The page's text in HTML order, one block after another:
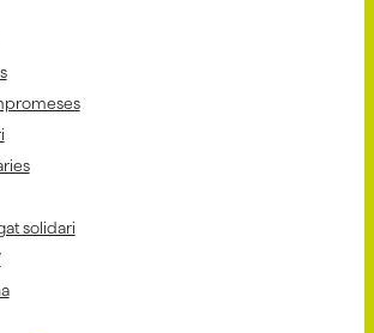
solidari